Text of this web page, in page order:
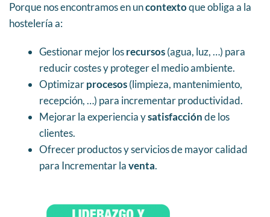
Porque nos encontramos en uncontextoque obliga a la
hostelería a:
Gestionar mejor losrecursos(agua, luz, …) para
reducir costes y proteger el medio ambiente.
Optimizarprocesos(limpieza, mantenimiento,
recepción, …) para incrementar productividad.
Mejorar la experiencia ysatisfacciónde los
clientes.
Ofrecer productos y servicios de mayor calidad
para Incrementar laventa.